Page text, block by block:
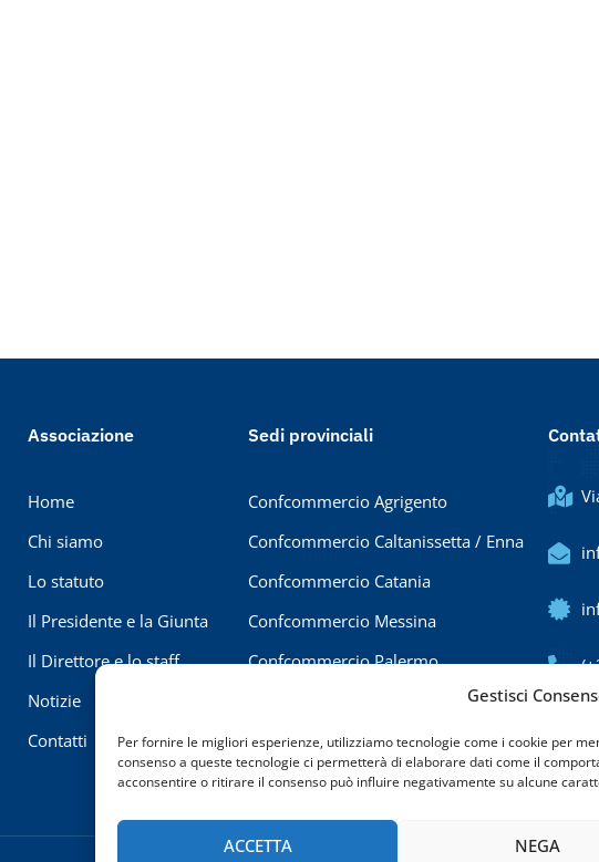
Gestisci
Per fornire le migliori esperienze, utilizziamo tecnologie come i cookie per
consenso a queste tecnologie ci permetterà di elaborare dati come il
acconsentire o ritirare il consenso può influire negativamente su alcune
ACCETTA NEGA
Associazione
Home
Chi siamo
Lo statuto
Il Presidente e la Giunta
Il Direttore e lo staff
Notizie
Contatti
Sedi provinciali
Confcommercio Agrigento
Confcommercio Caltanissetta / Enna
Confcommercio Catania
Confcommercio Messina
Confcommercio Palermo
Confcommercio Siracusa
Confcommercio Trapani